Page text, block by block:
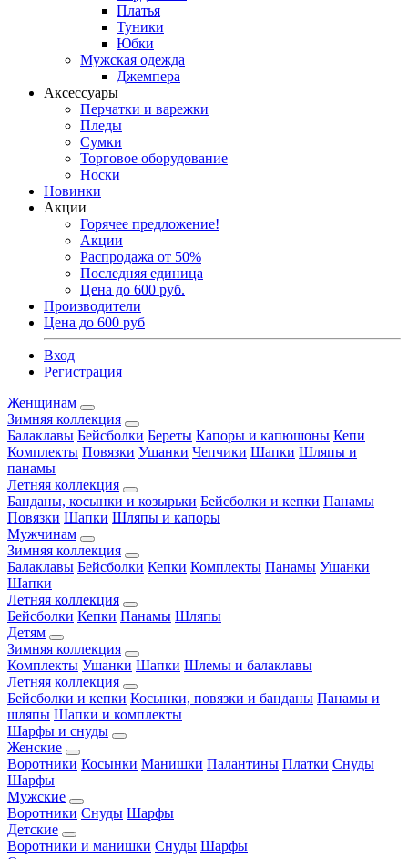
Платья
Туники
Юбки
Мужская одежда
Джемпера
Аксессуары
Перчатки и варежки
Пледы
Сумки
Торговое оборудование
Носки
Новинки
Акции
Горячее предложение!
Акции
Распродажа от 50%
Последняя единица
Цена до 600 руб.
Производители
Цена до 600 руб
Вход
Регистрация
Женщинам
Зимняя коллекция
Балаклавы Бейсболки Береты Капоры и капюшоны Кепи
Комплекты Повязки Ушанки Чепчики Шапки Шляпы и
панамы
Летняя коллекция
Банданы, косынки и козырьки Бейсболки и кепки Панамы
Повязки Шапки Шляпы и капоры
Мужчинам
Зимняя коллекция
Балаклавы Бейсболки Кепки Комплекты Панамы Ушанки
Шапки
Летняя коллекция
Бейсболки Кепки Панамы Шляпы
Детям
Зимняя коллекция
Комплекты Ушанки Шапки Шлемы и балаклавы
Летняя коллекция
Бейсболки и кепки Косынки, повязки и банданы Панамы и
шляпы Шапки и комплекты
Шарфы и снуды
Женские
Воротники Косынки Манишки Палантины Платки Снуды
Шарфы
Мужские
Воротники Снуды Шарфы
Детские
Воротники и манишки Снуды Шарфы